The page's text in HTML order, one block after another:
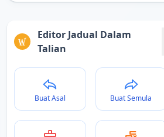
Editor Jadual Dalam
Talian
Buat Asal Buat Semula